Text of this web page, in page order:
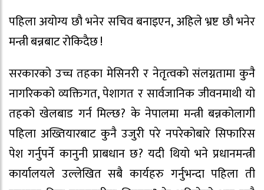
पहिला अयोग्य छौ भनेर सचिव बनाइएन, अहिले भ्रष्ट छौ भनेर
मन्त्री बन्नबाट रोकिदैछ !
सरकारको उच्च तहका मेसिनरी र नेतृत्वको संलग्नतामा कुनै
नागरिकको व्यक्तिगत, पेशागत र सार्वजानिक जीवनमाथी यो
तहको खेलबाड गर्न मिल्छ? के नेपालमा मन्त्री बन्नकोलागी
पहिला अख्तियारबाट कुनै उजुरी परे नपरेकोबारे सिफारिस
पेश गर्नुपर्ने कानुनी प्राबधान छ? यदी थियो भने प्रधानमन्त्री
कार्यालयले उल्लेखित सबै कार्यहरु गर्नुभन्दा पहिला ती